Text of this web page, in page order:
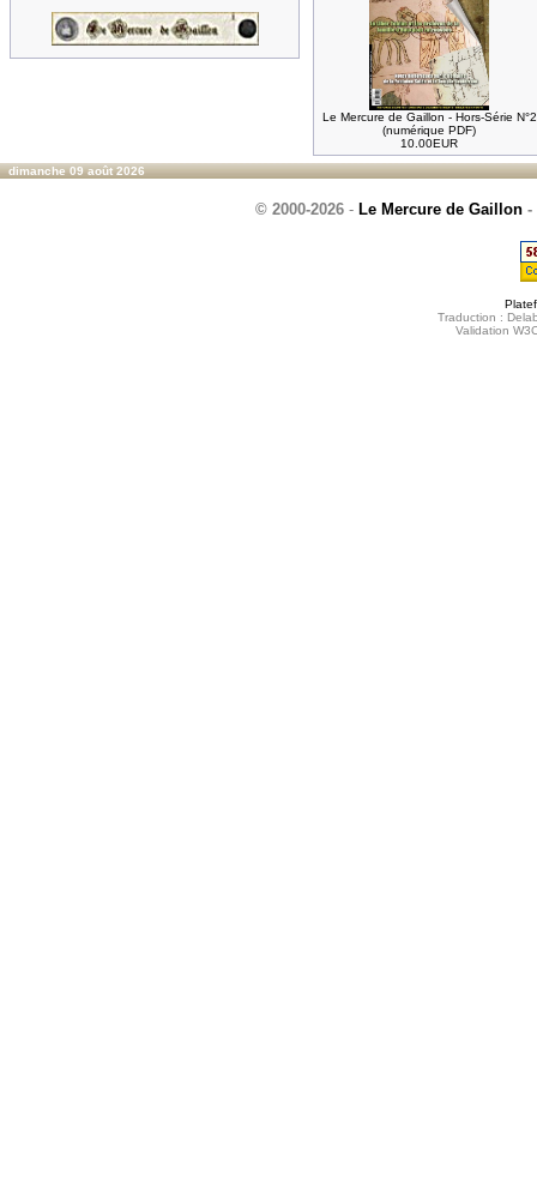
Le Mercure de Gaillon - Hors-Série N°2
(numérique PDF)
10.00EUR
dimanche 09 août 2026
© 2000-2026 - Le Mercure de Gaillon -
Traduction :
Validation